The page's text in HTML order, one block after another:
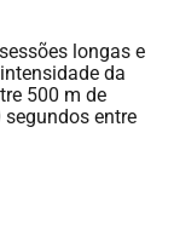
longas e
da
500 m de
entre